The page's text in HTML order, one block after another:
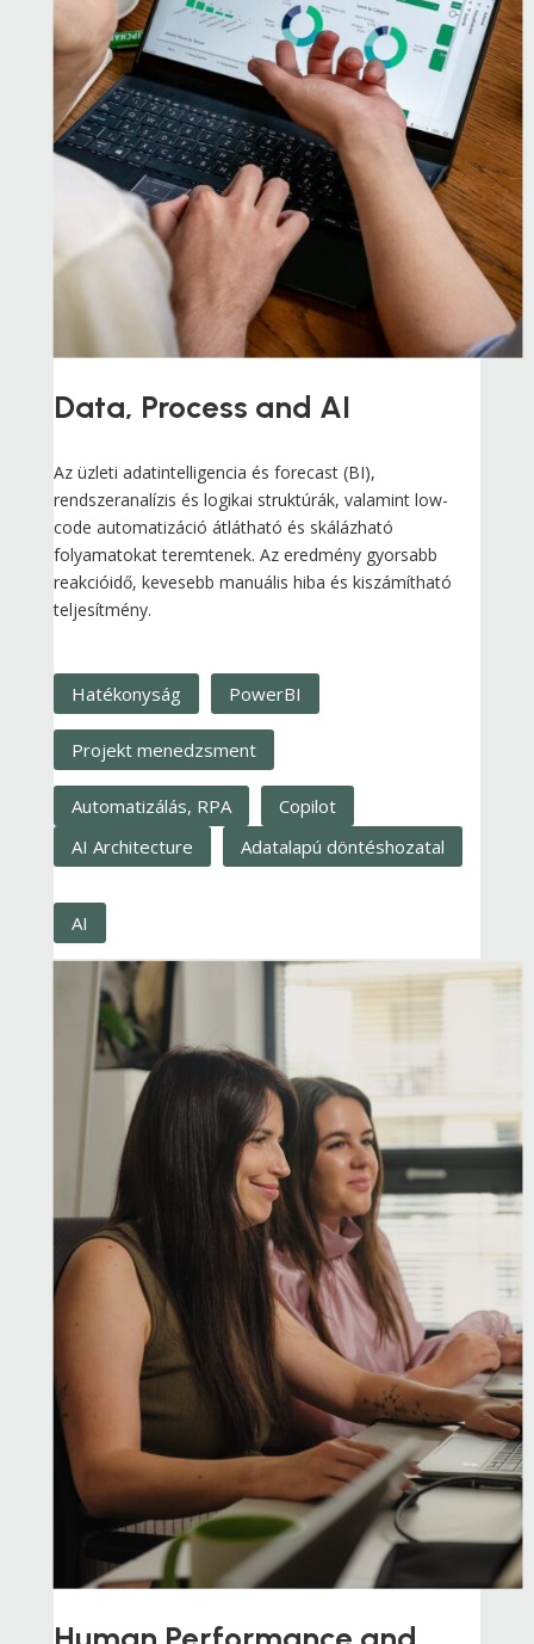
Data, Process and AI
Az üzleti adatintelligencia és forecast (BI),
rendszeranalízis és logikai struktúrák, valamint low-
code automatizáció átlátható és skálázható
folyamatokat teremtenek. Az eredmény gyorsabb
reakcióidő, kevesebb manuális hiba és kiszámítható
teljesítmény.
Hatékonyság PowerBI
Projekt menedzsment
Automatizálás, RPA
Copilot
AI Architecture
Adatalapú döntéshozatal
AI